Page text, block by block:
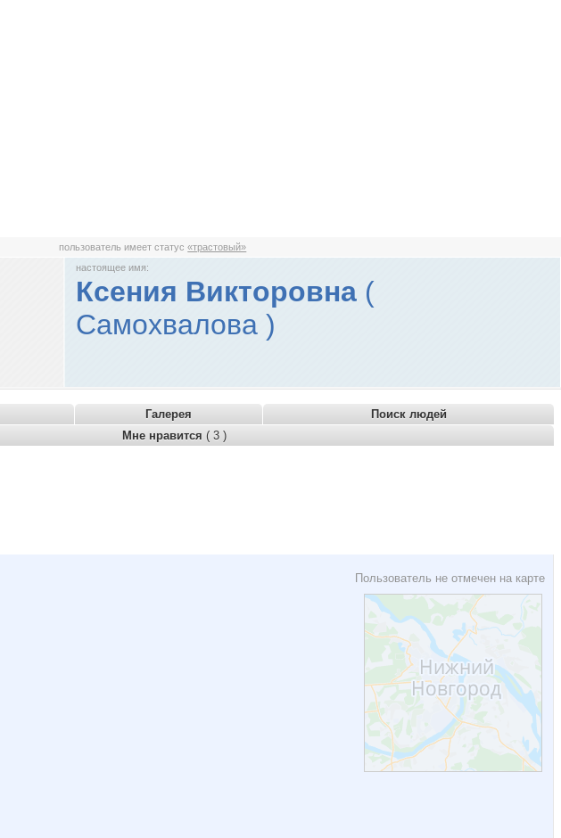
пользователь имеет статус«трастовый»
настоящее имя:
Ксения Викторовна (
Самохвалова )
Галерея
Поиск людей
Мне нравится ( 3 )
Пользователь не отмечен на карте